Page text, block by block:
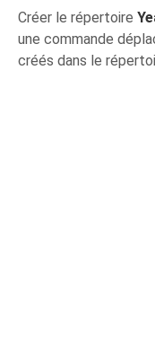
Créer le répertoire
une commande
créés dans le